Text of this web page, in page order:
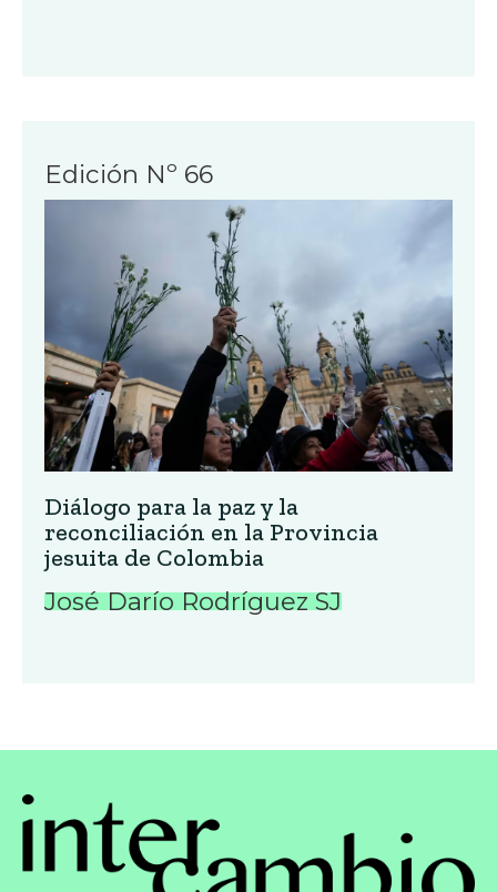
Edición Nº 66
Diálogo para la paz y la
reconciliación en la Provincia
jesuita de Colombia
José Darío Rodríguez SJ